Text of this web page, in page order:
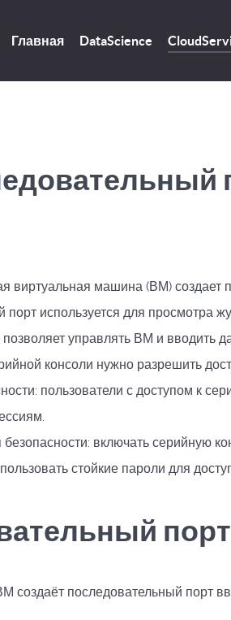
Главная DataScience
виртуальная машина (ВМ) создает
порт используется для просмотра
управлять ВМ и вводить
консоли нужно разрешить
пользователи с доступом к
включать серийную
стойкие пароли для
создаёт последовательный порт